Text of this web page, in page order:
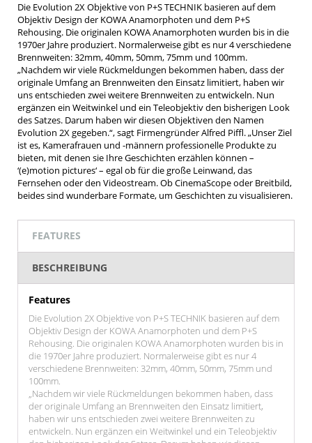
Die Evolution 2X Objektive von P+S TECHNIK basieren auf dem
Objektiv Design der KOWA Anamorphoten und dem P+S
Rehousing. Die originalen KOWA Anamorphoten wurden bis in die
1970er Jahre produziert. Normalerweise gibt es nur 4 verschiedene
Brennweiten: 32mm, 40mm, 50mm, 75mm und 100mm.
„Nachdem wir viele Rückmeldungen bekommen haben, dass der
originale Umfang an Brennweiten den Einsatz limitiert, haben wir
uns entschieden zwei weitere Brennweiten zu entwickeln. Nun
ergänzen ein Weitwinkel und ein Teleobjektiv den bisherigen Look
des Satzes. Darum haben wir diesen Objektiven den Namen
Evolution 2X gegeben.“, sagt Firmengründer Alfred Piffl. „Unser Ziel
ist es, Kamerafrauen und -männern professionelle Produkte zu
bieten, mit denen sie Ihre Geschichten erzählen können –
‘(e)motion pictures‘ – egal ob für die große Leinwand, das
Fernsehen oder den Videostream. Ob CinemaScope oder Breitbild,
beides sind wunderbare Formate, um Geschichten zu visualisieren.
FEATURES
BESCHREIBUNG
Features
Die Evolution 2X Objektive von P+S TECHNIK basieren auf dem
Objektiv Design der KOWA Anamorphoten und dem P+S
Rehousing. Die originalen KOWA Anamorphoten wurden bis in
die 1970er Jahre produziert. Normalerweise gibt es nur 4
verschiedene Brennweiten: 32mm, 40mm, 50mm, 75mm und
100mm.
„Nachdem wir viele Rückmeldungen bekommen haben, dass
der originale Umfang an Brennweiten den Einsatz limitiert,
haben wir uns entschieden zwei weitere Brennweiten zu
entwickeln. Nun ergänzen ein Weitwinkel und ein Teleobjektiv